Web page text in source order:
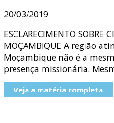
20/03/2019
ESCLARECIMENTO SOBRE
MOÇAMBIQUE A região
Moçambique não é a
presença missionária.
Veja a matéria completa